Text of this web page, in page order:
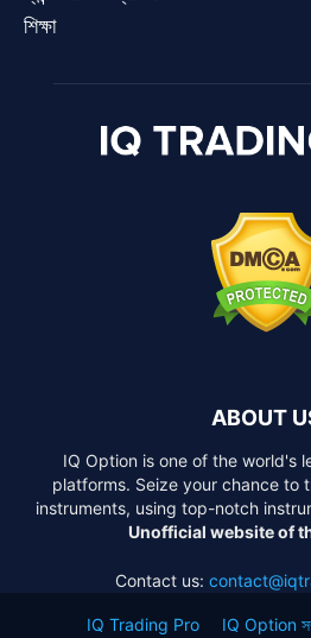
শিক্ষা
ABOUT
IQ Option is one of the world's
platforms. Seize your chance to
instruments, using top-notch
Unofficial website of
Contact us:
IQ Trading Pro IQ Option